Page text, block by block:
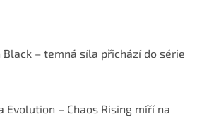
Black – temná síla přichází do série
Evolution – Chaos Rising míří na